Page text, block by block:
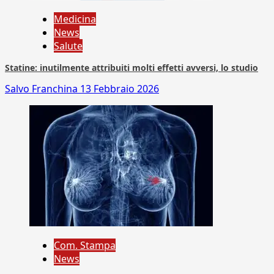
Medicina
News
Salute
Statine: inutilmente attribuiti molti effetti avversi, lo studio
Salvo Franchina 13 Febbraio 2026
Com. Stampa
News